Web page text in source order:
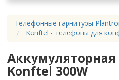
Телефонные гарнитуры
Konftel - телефоны для
Аккумуляторная
Konftel 300W